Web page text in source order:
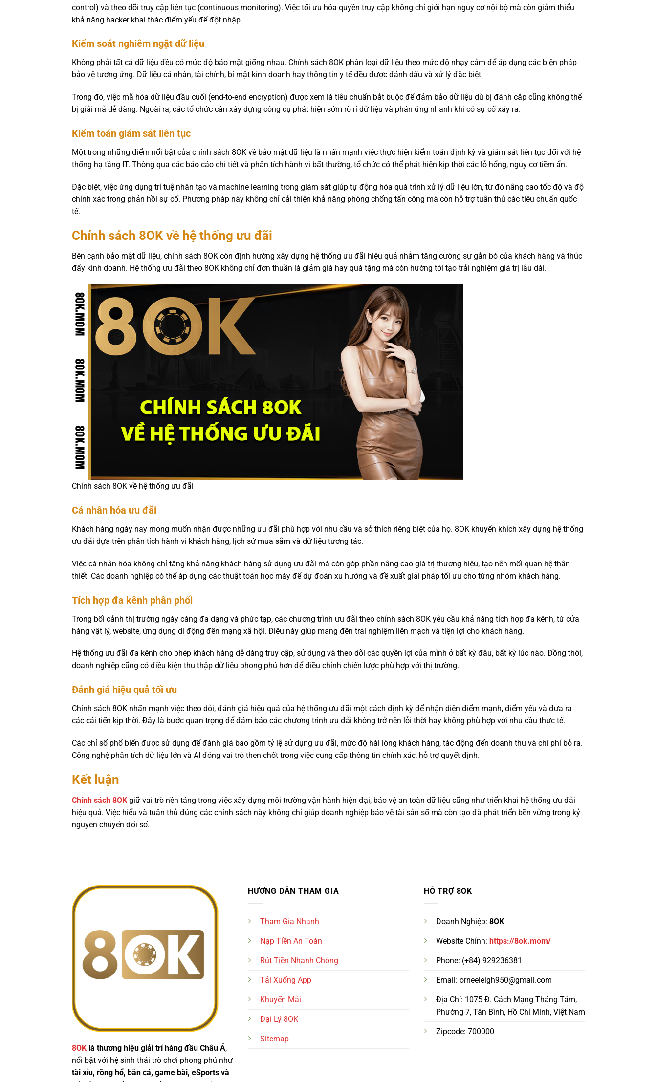
control) và theo dõi truy cập liên tục (continuous monitoring). Việc tối ưu hóa quyền truy cập không chỉ giới hạn nguy cơ nội bộ mà còn giảm thiểu
khả năng hacker khai thác điểm yếu để đột nhập.
Kiểm soát nghiêm ngặt dữ liệu
Không phải tất cả dữ liệu đều có mức độ bảo mật giống nhau. Chính sách 8OK phân loại dữ liệu theo mức độ nhạy cảm để áp dụng các biện pháp
bảo vệ tương ứng. Dữ liệu cá nhân, tài chính, bí mật kinh doanh hay thông tin y tế đều được đánh dấu và xử lý đặc biệt.
Trong đó, việc mã hóa dữ liệu đầu cuối (end-to-end encryption) được xem là tiêu chuẩn bắt buộc để đảm bảo dữ liệu dù bị đánh cắp cũng không thể
bị giải mã dễ dàng. Ngoài ra, các tổ chức cần xây dựng công cụ phát hiện sớm rò rỉ dữ liệu và phản ứng nhanh khi có sự cố xảy ra.
Kiểm toán giám sát liên tục
Một trong những điểm nổi bật của chính sách 8OK về bảo mật dữ liệu là nhấn mạnh việc thực hiện kiểm toán định kỳ và giám sát liên tục đối với hệ
thống hạ tầng IT. Thông qua các báo cáo chi tiết và phân tích hành vi bất thường, tổ chức có thể phát hiện kịp thời các lỗ hổng, nguy cơ tiềm ẩn.
Đặc biệt, việc ứng dụng trí tuệ nhân tạo và machine learning trong giám sát giúp tự động hóa quá trình xử lý dữ liệu lớn, từ đó nâng cao tốc độ và độ
chính xác trong phản hồi sự cố. Phương pháp này không chỉ cải thiện khả năng phòng chống tấn công mà còn hỗ trợ tuân thủ các tiêu chuẩn quốc
tế.
Chính sách 8OK về hệ thống ưu đãi
Bên cạnh bảo mật dữ liệu, chính sách 8OK còn định hướng xây dựng hệ thống ưu đãi hiệu quả nhằm tăng cường sự gắn bó của khách hàng và thúc
đẩy kinh doanh. Hệ thống ưu đãi theo 8OK không chỉ đơn thuần là giảm giá hay quà tặng mà còn hướng tới tạo trải nghiệm giá trị lâu dài.
Chính sách 8OK về hệ thống ưu đãi
Cá nhân hóa ưu đãi
Khách hàng ngày nay mong muốn nhận được những ưu đãi phù hợp với nhu cầu và sở thích riêng biệt của họ. 8OK khuyến khích xây dựng hệ thống
ưu đãi dựa trên phân tích hành vi khách hàng, lịch sử mua sắm và dữ liệu tương tác.
Việc cá nhân hóa không chỉ tăng khả năng khách hàng sử dụng ưu đãi mà còn góp phần nâng cao giá trị thương hiệu, tạo nên mối quan hệ thân
thiết. Các doanh nghiệp có thể áp dụng các thuật toán học máy để dự đoán xu hướng và đề xuất giải pháp tối ưu cho từng nhóm khách hàng.
Tích hợp đa kênh phân phối
Trong bối cảnh thị trường ngày càng đa dạng và phức tạp, các chương trình ưu đãi theo chính sách 8OK yêu cầu khả năng tích hợp đa kênh, từ cửa
hàng vật lý, website, ứng dụng di động đến mạng xã hội. Điều này giúp mang đến trải nghiệm liền mạch và tiện lợi cho khách hàng.
Hệ thống ưu đãi đa kênh cho phép khách hàng dễ dàng truy cập, sử dụng và theo dõi các quyền lợi của mình ở bất kỳ đâu, bất kỳ lúc nào. Đồng thời,
doanh nghiệp cũng có điều kiện thu thập dữ liệu phong phú hơn để điều chỉnh chiến lược phù hợp với thị trường.
Đánh giá hiệu quả tối ưu
Chính sách 8OK nhấn mạnh việc theo dõi, đánh giá hiệu quả của hệ thống ưu đãi một cách định kỳ để nhận diện điểm mạnh, điểm yếu và đưa ra
các cải tiến kịp thời. Đây là bước quan trọng để đảm bảo các chương trình ưu đãi không trở nên lỗi thời hay không phù hợp với nhu cầu thực tế.
Các chỉ số phổ biến được sử dụng để đánh giá bao gồm tỷ lệ sử dụng ưu đãi, mức độ hài lòng khách hàng, tác động đến doanh thu và chi phí bỏ ra.
Công nghệ phân tích dữ liệu lớn và AI đóng vai trò then chốt trong việc cung cấp thông tin chính xác, hỗ trợ quyết định.
Kết luận
Chính sách 8OK giữ vai trò nền tảng trong việc xây dựng môi trường vận hành hiện đại, bảo vệ an toàn dữ liệu cũng như triển khai hệ thống ưu đãi
hiệu quả. Việc hiểu và tuân thủ đúng các chính sách này không chỉ giúp doanh nghiệp bảo vệ tài sản số mà còn tạo đà phát triển bền vững trong kỷ
nguyên chuyển đổi số.
8OK là thương hiệu giải trí hàng đầu Châu Á,
nổi bật với hệ sinh thái trò chơi phong phú như
tài xỉu, rồng hổ, bắn cá, game bài, eSports và
HƯỚNG DẪN THAM GIA
Tham Gia Nhanh
Nạp Tiền An Toàn
Rút Tiền Nhanh Chóng
Tải Xuống App
Khuyến Mãi
Đại Lý 8OK
Sitemap
HỖ TRỢ 8OK
Doanh Nghiệp: 8OK
Website Chính: https://8ok.mom/
Phone: (+84) 929236381
Email: orneeleigh950@gmail.com
Địa Chỉ: 1075 Đ. Cách Mạng Tháng Tám,
Phường 7, Tân Bình, Hồ Chí Minh, Việt Nam
Zipcode: 700000